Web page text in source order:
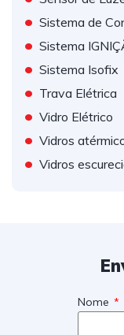
• Sistema de
• Sistema
• Sistema Isofix
• Trava Elétrica
• Vidro Elétrico
• Vidros
• Vidros
Nome